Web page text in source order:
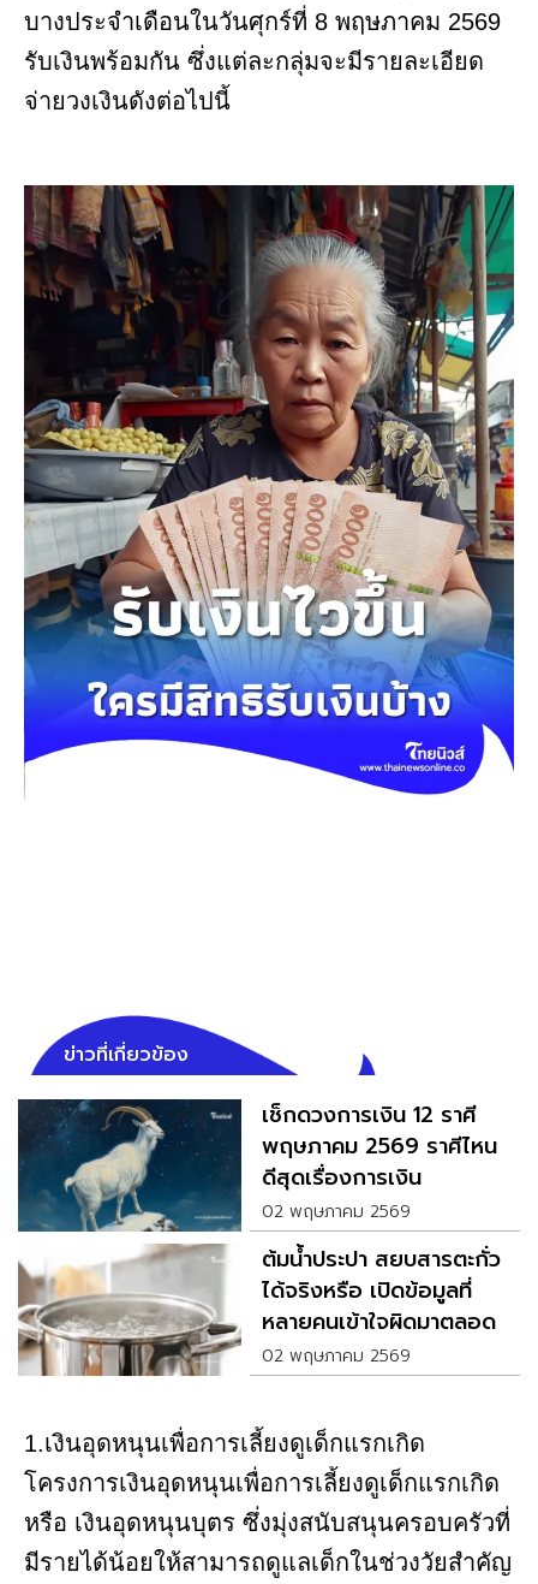
บางประจำเดือนในวันศุกร์ที่ 8 พฤษภาคม 2569
รับเงินพร้อมกัน ซึ่งแต่ละกลุ่มจะมีรายละเอียด
จ่ายวงเงินดังต่อไปนี้
ข่าวที่เกี่ยวข้อง
เช็กดวงการเงิน 12 ราศี
พฤษภาคม 2569 ราศีไหน
ดีสุดเรื่องการเงิน
02 พฤษภาคม 2569
ต้มน้ำประปา สยบสารตะกั่ว
ได้จริงหรือ เปิดข้อมูลที่
หลายคนเข้าใจผิดมาตลอด
02 พฤษภาคม 2569
1.เงินอุดหนุนเพื่อการเลี้ยงดูเด็กแรกเกิด
โครงการเงินอุดหนุนเพื่อการเลี้ยงดูเด็กแรกเกิด
หรือ เงินอุดหนุนบุตร ซึ่งมุ่งสนับสนุนครอบครัวที่
มีรายได้น้อยให้สามารถดูแลเด็กในช่วงวัยสำคัญ